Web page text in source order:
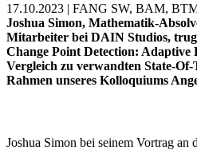
17.10.2023 | FANG SW, BAM,
Joshua Simon, Mathematik-
Mitarbeiter bei DAIN Studios,
Change Point Detection:
Vergleich zu verwandten State-
Rahmen unseres Kolloquiums
Joshua Simon bei seinem Vortrag an